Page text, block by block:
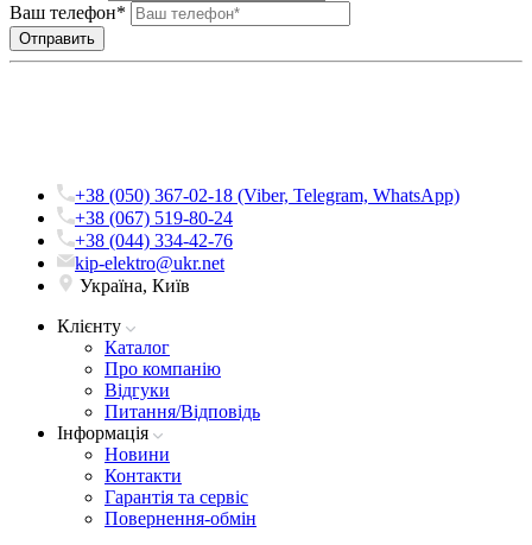
Ваш телефон*
+38 (050) 367-02-18 (Viber, Telegram, WhatsApp)
+38 (067) 519-80-24
+38 (044) 334-42-76
kip-elektro@ukr.net
Україна, Київ
Клієнту
Каталог
Про компанію
Вiдгуки
Питання/Відповідь
Iнформацiя
Новини
Контакти
Гарантія та сервіс
Повернення-обмін